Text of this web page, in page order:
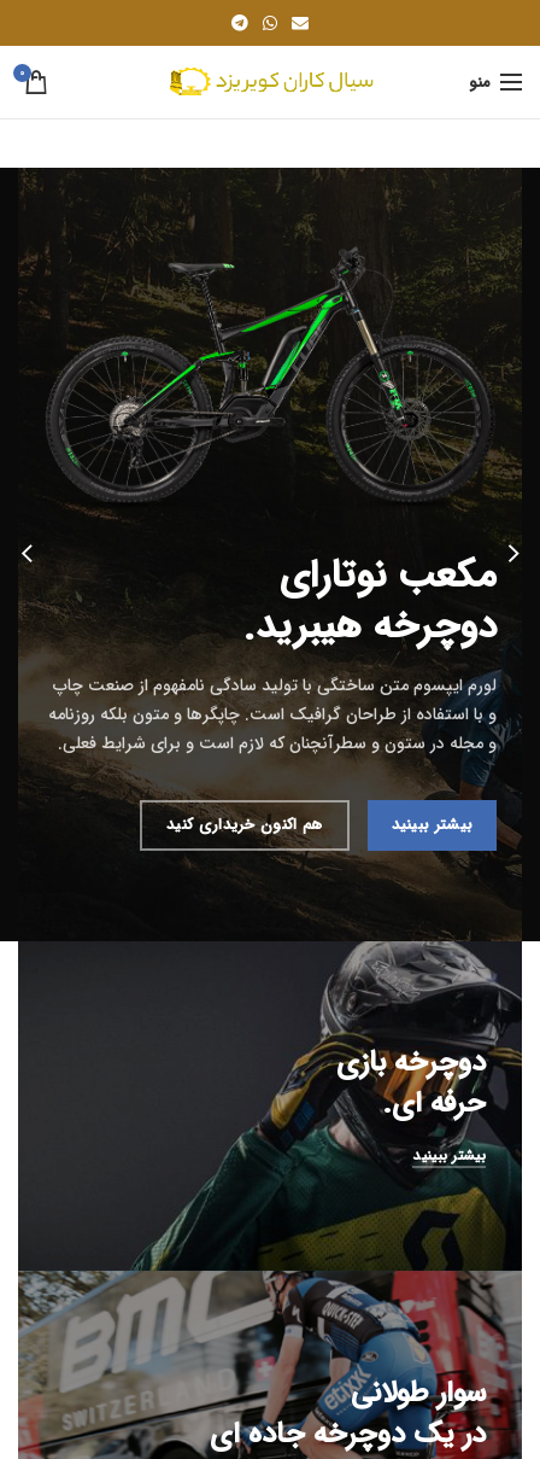
منو 0
مکعب نوتارای
دوچرخه هیبرید.
لورم ایپسوم متن ساختگی با تولید سادگی نامفهوم از صنعت چاپ
و با استفاده از طراحان گرافیک است. چاپگرها و متون بلکه روزنامه
و مجله در ستون و سطرآنچنان که لازم است و برای شرایط فعلی.
بیشتر ببینید هم اکنون خریداری کنید
دوچرخه
کوهستان
رانندگی
شدید
بیشتر
ببینید
دوچرخه بازی
حرفه ای.
بیشتر ببینید
سوار طولانی
در یک دوچرخه جاده ای